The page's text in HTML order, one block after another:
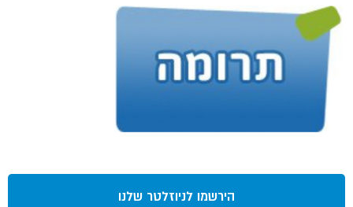
הירשמו לניוזלטר שלנו